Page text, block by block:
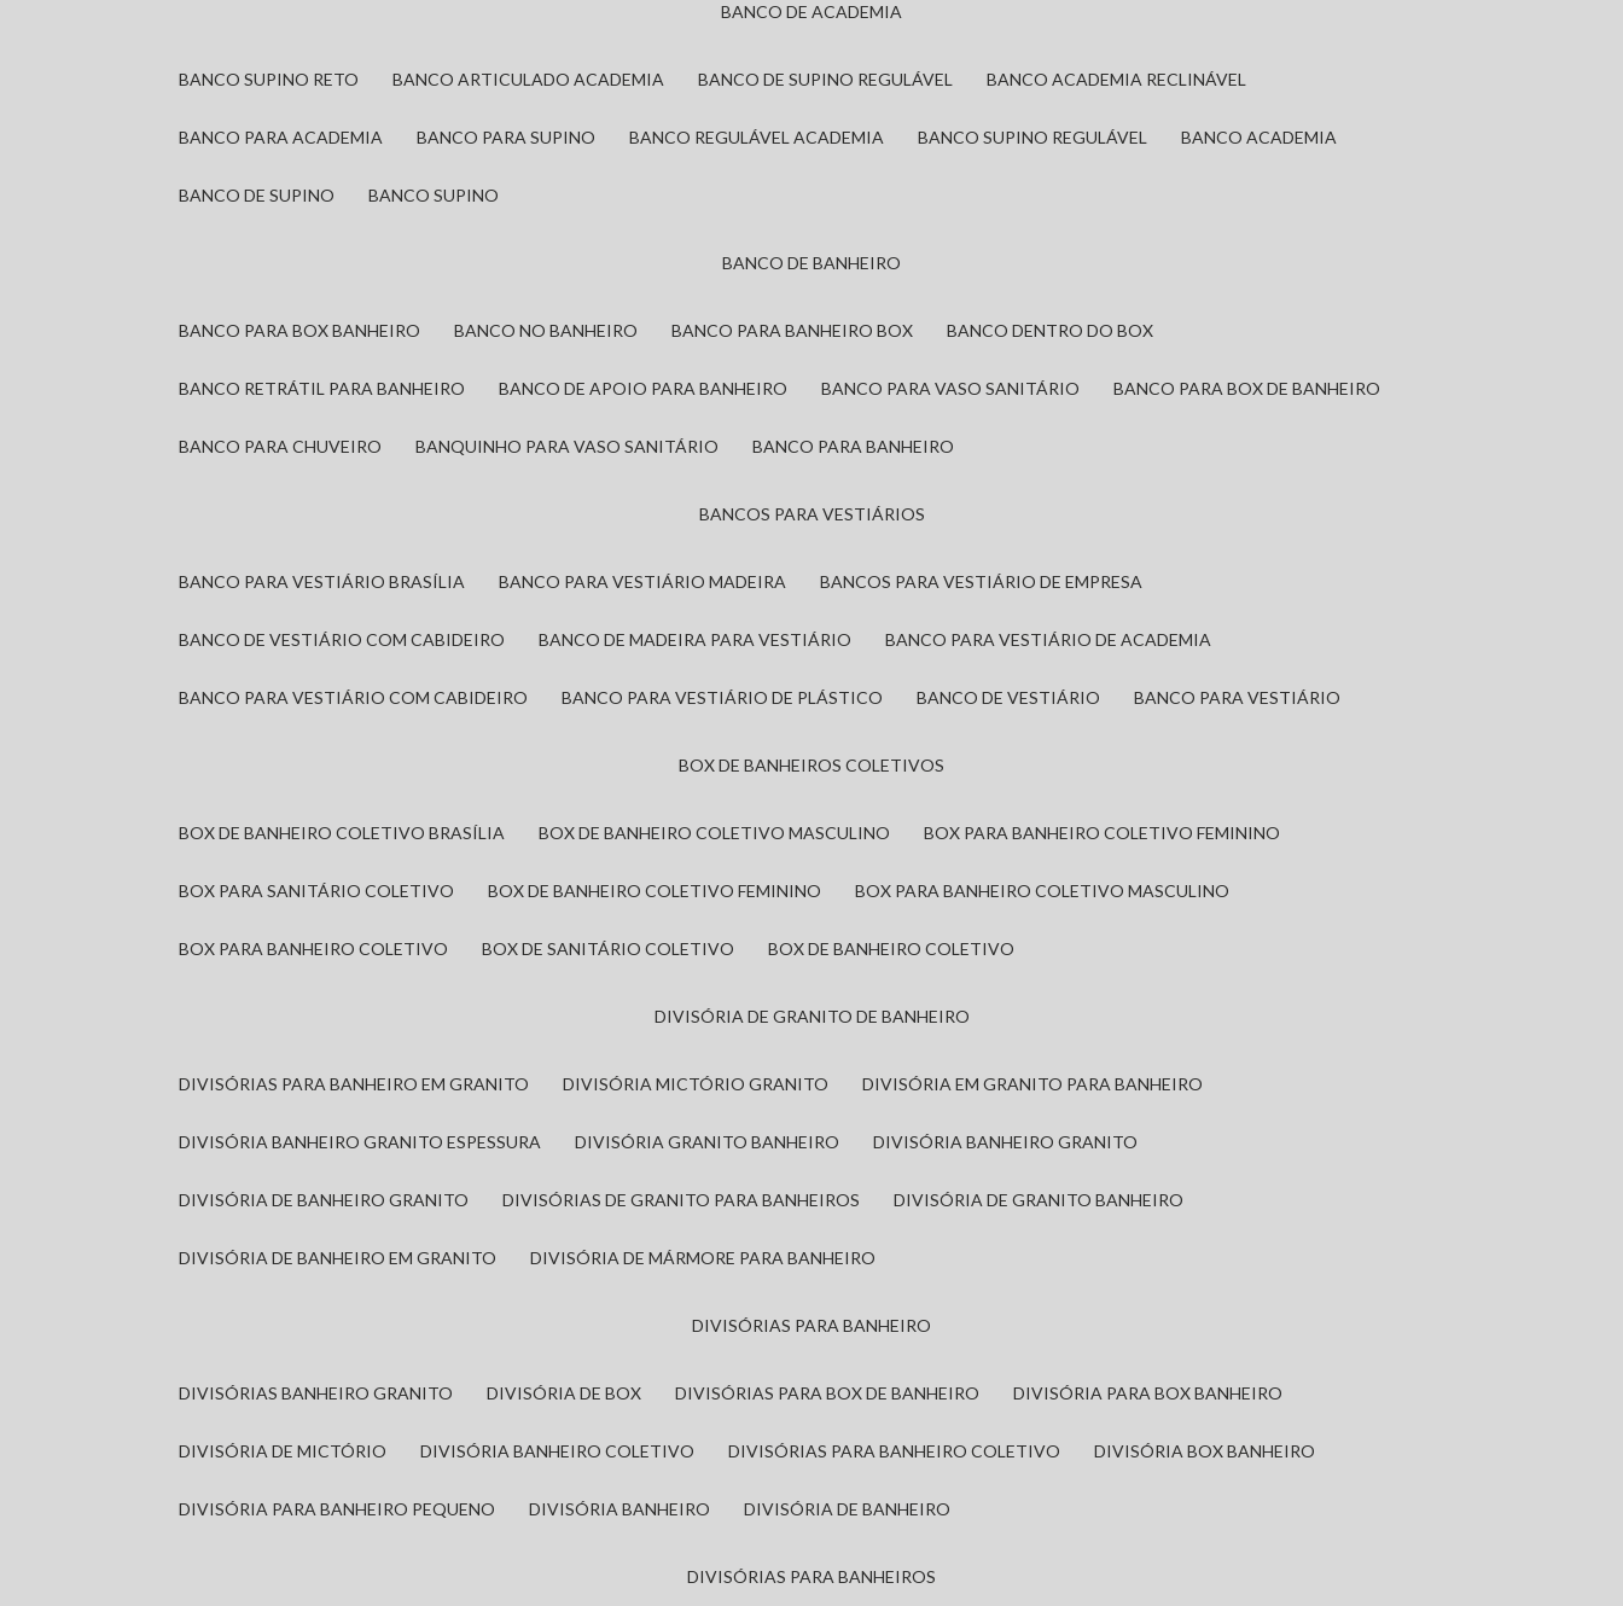
BANCO DE ACADEMIA
BANCO SUPINO RETO BANCO ARTICULADO ACADEMIA BANCO DE SUPINO REGULÁVEL BANCO ACADEMIA RECLINÁVEL
BANCO PARA ACADEMIA BANCO PARA SUPINO BANCO REGULÁVEL ACADEMIA BANCO SUPINO REGULÁVEL BANCO ACADEMIA
BANCO DE SUPINO BANCO SUPINO
BANCO DE BANHEIRO
BANCO PARA BOX BANHEIRO BANCO NO BANHEIRO BANCO PARA BANHEIRO BOX BANCO DENTRO DO BOX
BANCO RETRÁTIL PARA BANHEIRO BANCO DE APOIO PARA BANHEIRO BANCO PARA VASO SANITÁRIO BANCO PARA BOX DE BANHEIRO
BANCO PARA CHUVEIRO BANQUINHO PARA VASO SANITÁRIO BANCO PARA BANHEIRO
BANCOS PARA VESTIÁRIOS
BANCO PARA VESTIÁRIO BRASÍLIA BANCO PARA VESTIÁRIO MADEIRA BANCOS PARA VESTIÁRIO DE EMPRESA
BANCO DE VESTIÁRIO COM CABIDEIRO BANCO DE MADEIRA PARA VESTIÁRIO BANCO PARA VESTIÁRIO DE ACADEMIA
BANCO PARA VESTIÁRIO COM CABIDEIRO BANCO PARA VESTIÁRIO DE PLÁSTICO BANCO DE VESTIÁRIO BANCO PARA VESTIÁRIO
BOX DE BANHEIROS COLETIVOS
BOX DE BANHEIRO COLETIVO BRASÍLIA BOX DE BANHEIRO COLETIVO MASCULINO BOX PARA BANHEIRO COLETIVO FEMININO
BOX PARA SANITÁRIO COLETIVO BOX DE BANHEIRO COLETIVO FEMININO BOX PARA BANHEIRO COLETIVO MASCULINO
BOX PARA BANHEIRO COLETIVO BOX DE SANITÁRIO COLETIVO BOX DE BANHEIRO COLETIVO
DIVISÓRIA DE GRANITO DE BANHEIRO
DIVISÓRIAS PARA BANHEIRO EM GRANITO DIVISÓRIA MICTÓRIO GRANITO DIVISÓRIA EM GRANITO PARA BANHEIRO
DIVISÓRIA BANHEIRO GRANITO ESPESSURA DIVISÓRIA GRANITO BANHEIRO DIVISÓRIA BANHEIRO GRANITO
DIVISÓRIA DE BANHEIRO GRANITO DIVISÓRIAS DE GRANITO PARA BANHEIROS DIVISÓRIA DE GRANITO BANHEIRO
DIVISÓRIA DE BANHEIRO EM GRANITO DIVISÓRIA DE MÁRMORE PARA BANHEIRO
DIVISÓRIAS PARA BANHEIRO
DIVISÓRIAS BANHEIRO GRANITO DIVISÓRIA DE BOX DIVISÓRIAS PARA BOX DE BANHEIRO DIVISÓRIA PARA BOX BANHEIRO
DIVISÓRIA DE MICTÓRIO DIVISÓRIA BANHEIRO COLETIVO DIVISÓRIAS PARA BANHEIRO COLETIVO DIVISÓRIA BOX BANHEIRO
DIVISÓRIA PARA BANHEIRO PEQUENO DIVISÓRIA BANHEIRO DIVISÓRIA DE BANHEIRO
DIVISÓRIAS PARA BANHEIROS